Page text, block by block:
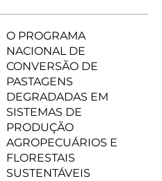
O PROGRAMA
NACIONAL DE
CONVERSÃO DE
PASTAGENS
DEGRADADAS EM
SISTEMAS DE
PRODUÇÃO
AGROPECUÁRIOS E
FLORESTAIS
SUSTENTÁVEIS